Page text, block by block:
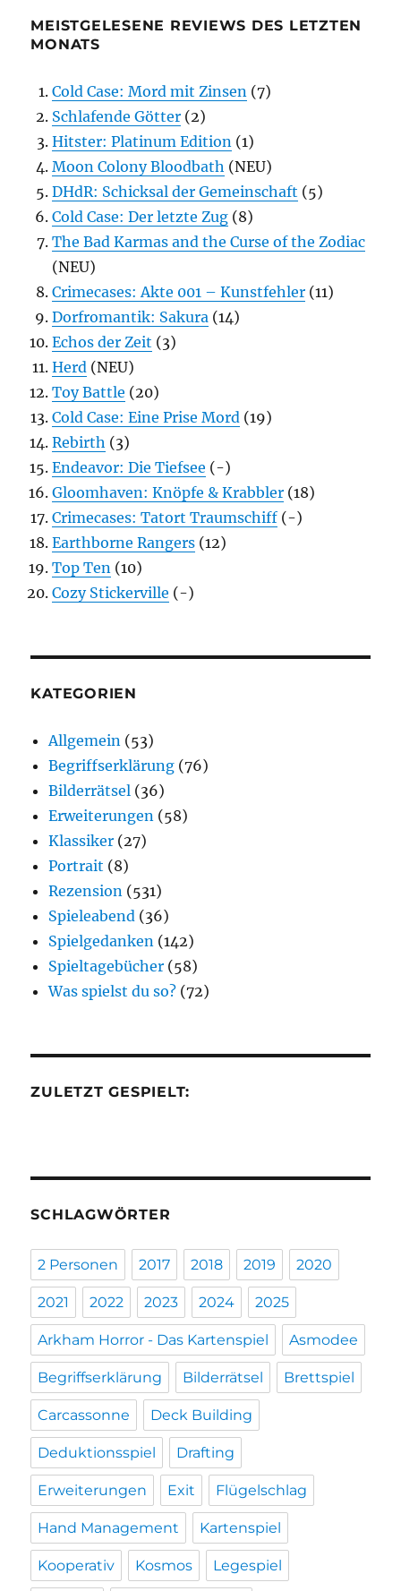
MEISTGELESENE REVIEWS DES LETZTEN
MONATS
Cold Case: Mord mit Zinsen (7)
Schlafende Götter (2)
Hitster: Platinum Edition (1)
Moon Colony Bloodbath (NEU)
DHdR: Schicksal der Gemeinschaft (5)
Cold Case: Der letzte Zug (8)
The Bad Karmas and the Curse of the Zodiac
(NEU)
Crimecases: Akte 001 – Kunstfehler (11)
Dorfromantik: Sakura (14)
Echos der Zeit (3)
Herd (NEU)
Toy Battle (20)
Cold Case: Eine Prise Mord (19)
Rebirth (3)
Endeavor: Die Tiefsee (-)
Gloomhaven: Knöpfe & Krabbler (18)
Crimecases: Tatort Traumschiff (-)
Earthborne Rangers (12)
Top Ten (10)
Cozy Stickerville (-)
KATEGORIEN
Allgemein (53)
Begriffserklärung (76)
Bilderrätsel (36)
Erweiterungen (58)
Klassiker (27)
Portrait (8)
Rezension (531)
Spieleabend (36)
Spielgedanken (142)
Spieltagebücher (58)
Was spielst du so? (72)
ZULETZT GESPIELT:
SCHLAGWÖRTER
2 Personen 2017 2018 2019 2020
2021 2022 2023 2024 2025
Arkham Horror - Das Kartenspiel Asmodee
Begriffserklärung Bilderrätsel Brettspiel
Carcassonne Deck Building
Deduktionsspiel Drafting
Erweiterungen Exit Flügelschlag
Hand Management Kartenspiel
Kooperativ Kosmos Legespiel